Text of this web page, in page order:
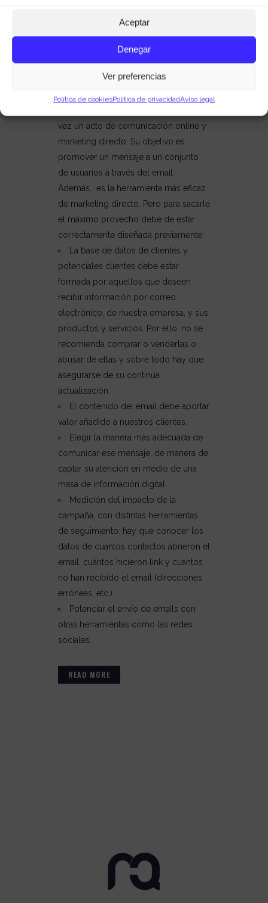
Aceptar
Denegar
Ver preferencias
Política de cookiesPolítica de privacidadAviso legal
Likes
El email marketing es un término que
se utiliza para definir el envío masivo
de correos electrónicos a una base de
datos de contactos. El envío de una
vez un acto de comunicación online y
marketing directo. Su objetivo es
promover un mensaje a un conjunto
de usuarios a través del email.
Además, es la herramienta más eficaz
de marketing directo. Pero para sacarle
el máximo provecho debe de estar
correctamente diseñada previamente:
La base de datos de clientes y
potenciales clientes debe estar
formada por aquellos que deseen
recibir información por correo
electrónico, de nuestra empresa, y sus
productos y servicios. Por ello, no se
recomienda comprar o venderlas o
abusar de ellas y sobre todo hay que
asegurarse de su continua
actualización.
El contenido del email debe aportar
valor añadido a nuestros clientes.
Elegir la manera más adecuada de
comunicar ese mensaje, de manera de
captar su atención en medio de una
masa de información digital.
Medición del impacto de la
campaña, con distintas herramientas
de seguimiento: hay que conocer los
datos de cuántos contactos abrieron el
email, cuántos hicieron link y cuántos
no han recibido el email (direcciones
erróneas, etc.).
Potenciar el envío de emails con
otras herramientas como las redes
sociales.
READ MORE